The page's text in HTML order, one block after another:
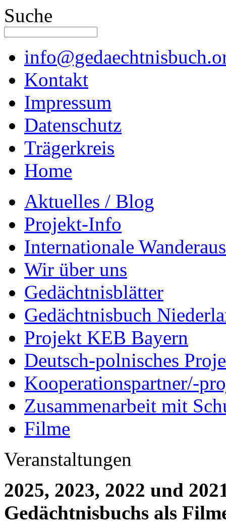
Suche
Kontakt
Impressum
Datenschutz
Trägerkreis
Home
Aktuelles / Blog
Projekt-Info
Internationale
Wir über uns
Gedächtnisblätter
Gedächtnisbuch
Projekt KEB Bayern
Deutsch-polnisches
Kooperationspartner/-
Zusammenarbeit mit
Filme
Veranstaltungen
2025, 2023, 2022 und
Gedächtnisbuchs als